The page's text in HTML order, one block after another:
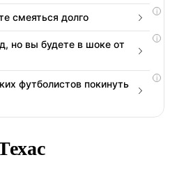
i
смеяться долго
i
но вы будете в шоке от
i
футболистов покинуть